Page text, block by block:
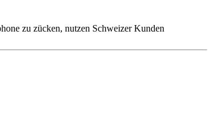
zu zücken, nutzen Schweizer Kunden